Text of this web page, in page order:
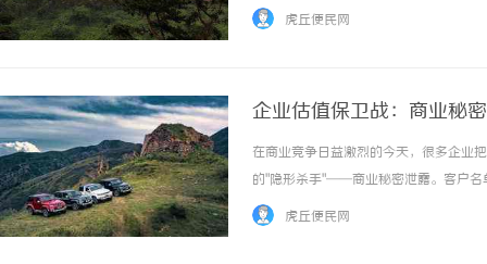
务。UPSExpressSaverNon-
虎丘便民网
企业估值保卫战：商业秘
在商业竞争日益激烈的今天，很多企业
的"隐形杀手"——商业秘密泄露。客户名
损失往往比专利侵权严重十倍，却最难
虎丘便民网